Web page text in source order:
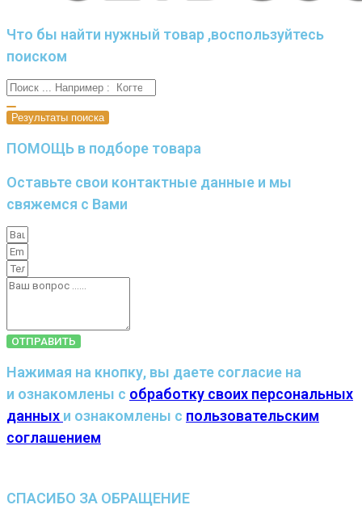
Что бы найти нужный товар ,воспользуйтесь
поиском
Результаты поиска
ПОМОЩЬ в подборе товара
Оставьте свои контактные данные и мы
свяжемся с Вами
ОТПРАВИТЬ
Нажимая на кнопку, вы даете согласие на
и ознакомлены с обработку своих персональных
данных и ознакомлены с пользовательским
соглашением
СПАСИБО ЗА ОБРАЩЕНИЕ